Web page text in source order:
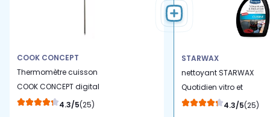
COOK CONCEPT
Thermomètre cuisson
COOK CONCEPT digital
de cuisine 4.3/5(25)
STARWAX
nettoyant STARWAX
Quotidien vitro et
induction 250ml
4.3/5(25)